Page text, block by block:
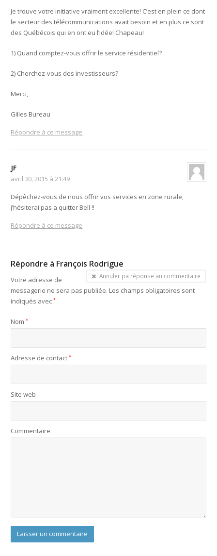
Je trouve votre initiative vraiment excellente! C’est en plein ce dont
le secteur des télécommunications avait besoin et en plus ce sont
des Québécois qui en ont eu l’idée! Chapeau!
1) Quand comptez-vous offrir le service résidentiel?
2) Cherchez-vous des investisseurs?
Merci,
Gilles Bureau
Répondre à ce message
JF
avril 30, 2015 à 21:49
Dépêchez-vous de nous offrir vos services en zone rurale,
j’hésiterai pas a quitter Bell !!
Répondre à ce message
Répondre à François Rodrigue
Annuler pa réponse au commentaire
Votre adresse de
messagerie ne sera pas publiée. Les champs obligatoires sont
indiqués avec*
Nom*
Adresse de contact*
Site web
Commentaire